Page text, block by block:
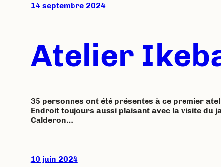
14 septembre 2024
Atelier
35 personnes ont été présentes à ce premier
Endroit toujours aussi plaisant avec la visite du
Calderon…
10 juin 2024